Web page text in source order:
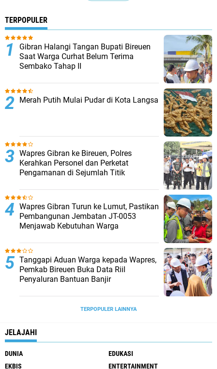
TERPOPULER
Gibran Halangi Tangan Bupati Bireuen
Saat Warga Curhat Belum Terima
Sembako Tahap II
Merah Putih Mulai Pudar di Kota Langsa
Wapres Gibran ke Bireuen, Polres
Kerahkan Personel dan Perketat
Pengamanan di Sejumlah Titik
Wapres Gibran Turun ke Lumut, Pastikan
Pembangunan Jembatan JT-0053
Menjawab Kebutuhan Warga
Tanggapi Aduan Warga kepada Wapres,
Pemkab Bireuen Buka Data Riil
Penyaluran Bantuan Banjir
TERPOPULER LAINNYA
JELAJAHI
DUNIA
EDUKASI
EKBIS
ENTERTAINMENT